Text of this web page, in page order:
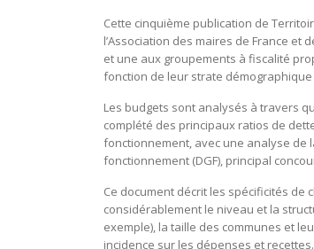
Cette cinquième publication de
l’Association des maires de France et
et une aux groupements à fiscalité
fonction de leur strate
Les budgets sont analysés à travers
complété des principaux ratios de
fonctionnement, avec une analyse de
fonctionnement (DGF), principal
Ce document décrit les spécificités
considérablement le niveau et la
exemple), la taille des communes et
incidence sur les dépenses et recettes.